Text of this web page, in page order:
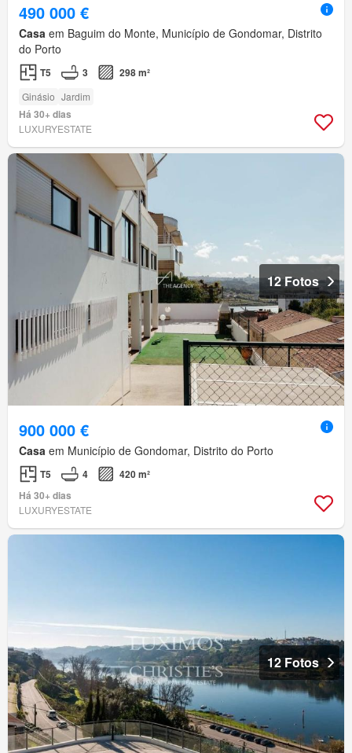
490 000 €
Casa em Baguim do Monte, Município de Gondomar, Distrito
do Porto
T5 3 298 m²
Ginásio Jardim
Há 30+ dias
LUXURYESTATE
12 Fotos
900 000 €
Casa em Município de Gondomar, Distrito do Porto
T5 4
420 m²
Há 30+ dias
LUXURYESTATE
12 Fotos